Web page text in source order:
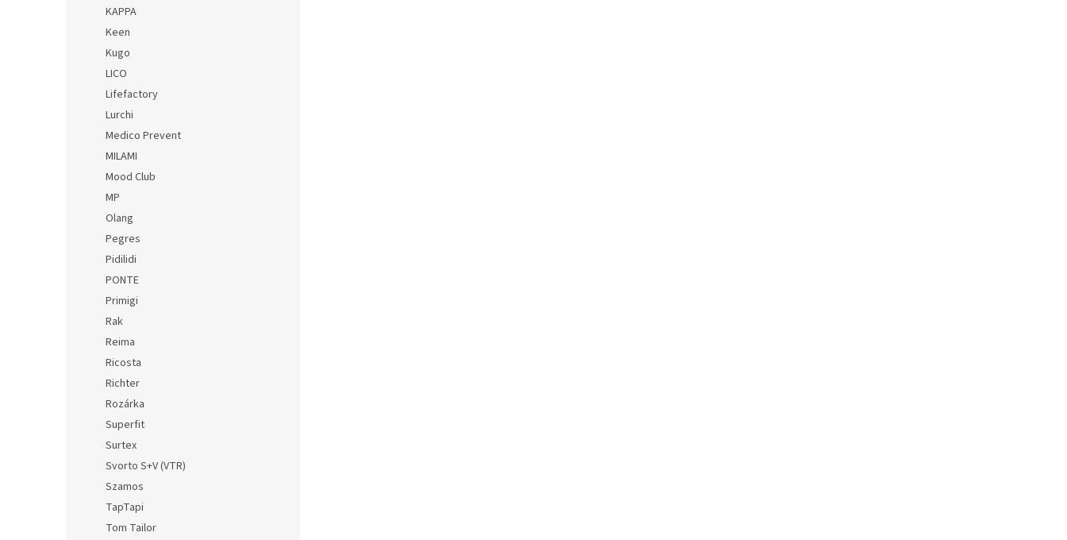
KAPPA
Keen
Kugo
LICO
Lifefactory
Lurchi
Medico Prevent
MILAMI
Mood Club
MP
Olang
Pegres
Pidilidi
PONTE
Primigi
Rak
Reima
Ricosta
Richter
Rozárka
Superfit
Surtex
Svorto S+V (VTR)
Szamos
TapTapi
Tom Tailor